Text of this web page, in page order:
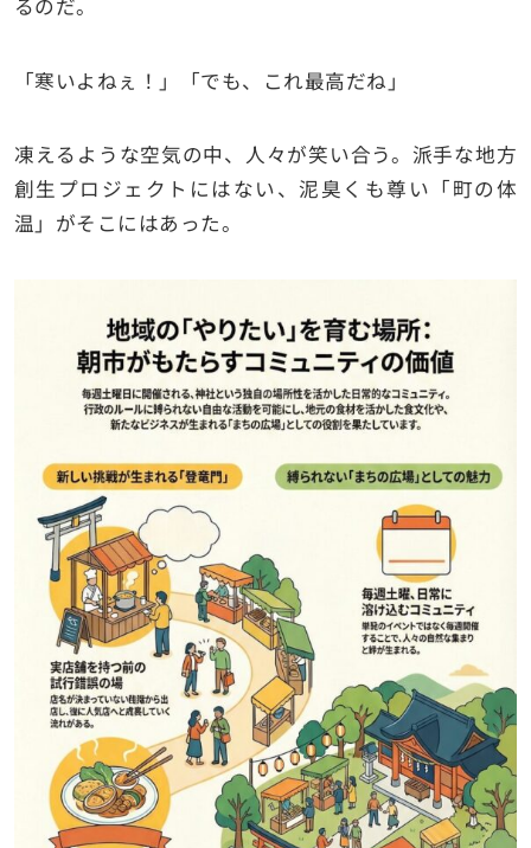
るのだ。
「寒いよねぇ！」「でも、これ最高だね」
凍えるような空気の中、人々が笑い合う。派手な地方
創生プロジェクトにはない、泥臭くも尊い「町の体
温」がそこにはあった。